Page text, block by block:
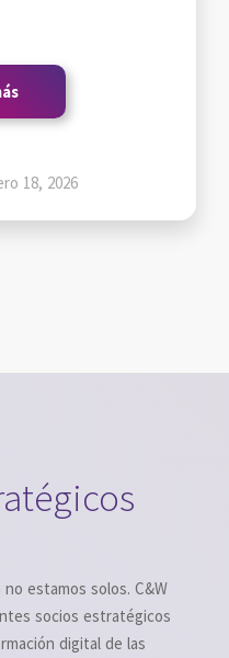
18, 2026
estamos solos. C&W
socios estratégicos
digital de las